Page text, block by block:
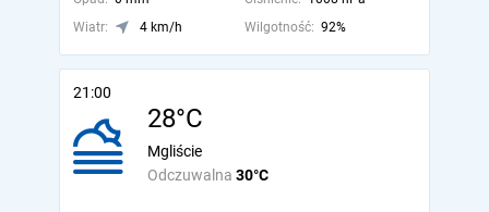
Wiatr:
4 km/h Wilgotność: 92%
21:00
28°C
Odczuwalna 30°C
Mgliście